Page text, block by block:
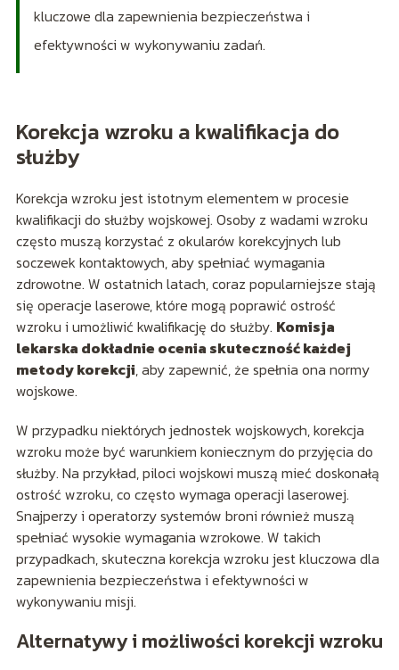
kluczowe dla zapewnienia bezpieczeństwa i
efektywności w wykonywaniu zadań.
Korekcja wzroku a kwalifikacja do
służby
Korekcja wzroku jest istotnym elementem w procesie
kwalifikacji do służby wojskowej. Osoby z wadami wzroku
często muszą korzystać z okularów korekcyjnych lub
soczewek kontaktowych, aby spełniać wymagania
zdrowotne. W ostatnich latach, coraz popularniejsze stają
się operacje laserowe, które mogą poprawić ostrość
wzroku i umożliwić kwalifikację do służby. Komisja
lekarska dokładnie ocenia skuteczność każdej
metody korekcji, aby zapewnić, że spełnia ona normy
wojskowe.
W przypadku niektórych jednostek wojskowych, korekcja
wzroku może być warunkiem koniecznym do przyjęcia do
służby. Na przykład, piloci wojskowi muszą mieć doskonałą
ostrość wzroku, co często wymaga operacji laserowej.
Snajperzy i operatorzy systemów broni również muszą
spełniać wysokie wymagania wzrokowe. W takich
przypadkach, skuteczna korekcja wzroku jest kluczowa dla
zapewnienia bezpieczeństwa i efektywności w
wykonywaniu misji.
Alternatywy i możliwości korekcji wzroku